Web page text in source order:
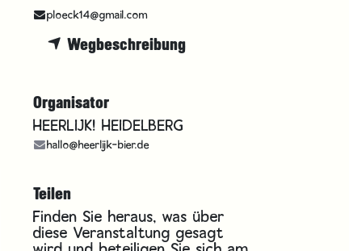
ploeck14@gmail.com
Wegbeschreibung
Organisator
HEERLIJK! HEIDELBERG
hallo@heerlijk-bier.de
Teilen
Finden Sie heraus, was über
diese Veranstaltung gesagt